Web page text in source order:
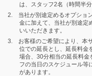
は、スタッフ2名（時間半
2. 当社が別途定めるオプショ
金に加えて、当社が別途定
いいただきます。
3. お客様のご希望により、本
位での延長とし、延長料金
場合、30分相当の延長料金
フの当日のスケジュール等
があります。